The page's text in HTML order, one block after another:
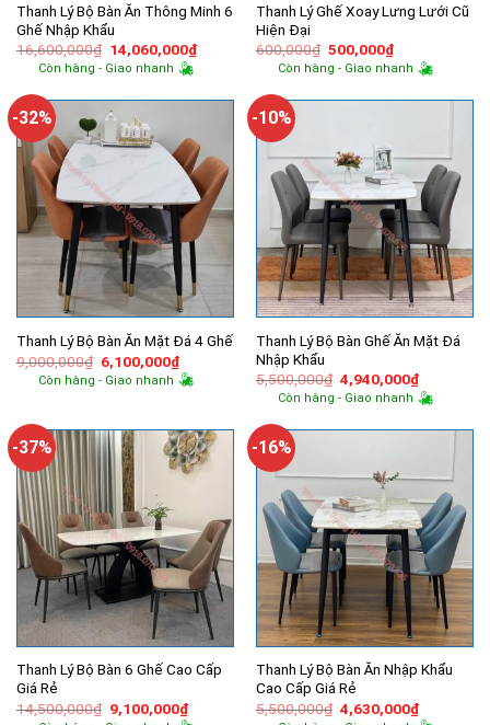
Thanh Lý Bộ Bàn Ăn Thông Minh 6
Ghế Nhập Khẩu
16,600,000₫ Giá
gốc
là:
14,060,000₫Giá
hiện
14,060,000₫.
Còn hàng - Giao nhanh
Thanh Lý Ghế Xoay Lưng Lưới Cũ
Hiện Đại
600,000₫ Giá
gốc
là:
500,000₫Giá
hiện
tại
500,000₫.
Còn hàng - Giao nhanh
-32%
Thanh Lý Bộ Bàn Ăn Mặt Đá 4 Ghế
9,000,000₫ Giá
gốc
là:
6,100,000₫Giá
hiện
tại
Còn hàng - Giao nhanh
-10%
Thanh Lý Bộ Bàn Ghế Ăn Mặt Đá
Nhập Khẩu
5,500,000₫ Giá
gốc
là:
4,940,000₫Giá
hiện
tại
Còn hàng - Giao nhanh
-37%
Thanh Lý Bộ Bàn 6 Ghế Cao Cấp
Giá Rẻ
14,500,000₫ Giá
gốc
9,100,000₫Giá
hiện
-16%
Thanh Lý Bộ Bàn Ăn Nhập Khẩu
Cao Cấp Giá Rẻ
5,500,000₫ Giá
gốc
4,630,000₫Giá
hiện